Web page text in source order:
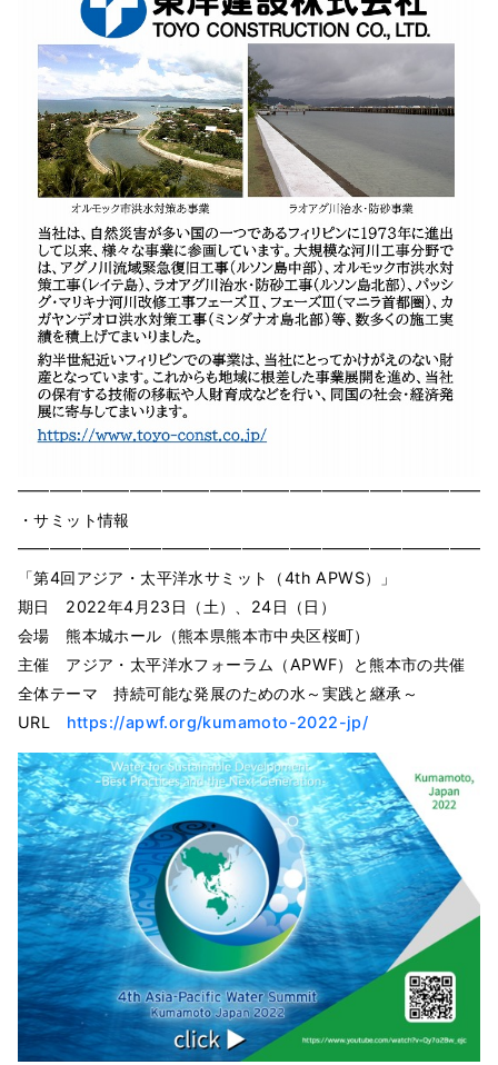
・サミット情報
「第4回アジア・太平洋⽔サミット（4th APWS）」
期日 2022年4月23日（土）、24日（日）
会場 熊本城ホール（熊本県熊本市中央区桜町）
主催 アジア・太平洋水フォーラム（APWF）と熊本市の共催
全体テーマ 持続可能な発展のための水～実践と継承～
URL https://apwf.org/kumamoto-2022-jp/